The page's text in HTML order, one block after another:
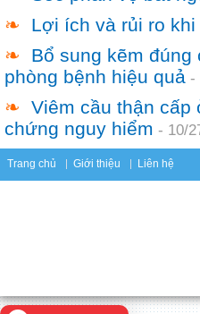
❧
Lợi ích và rủi ro khi
❧
Bổ sung kẽm
phòng bệnh hiệu quả -
❧
Viêm cầu thận cấp
chứng nguy hiểm - 10/
Trang chủ Giới thiệu Liên hệ